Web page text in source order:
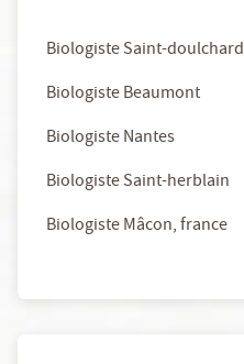
Biologiste Saint-doulchard
Biologiste Beaumont
Biologiste Nantes
Biologiste Saint-herblain
Biologiste Mâcon, france